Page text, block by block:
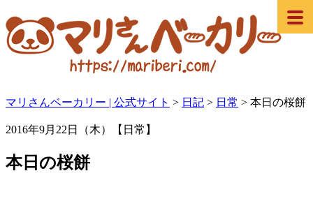
マリさんベーカリー | 公式サイト > 日記 > 日常 > 本日の桜餅
2016年9月22日（木）【日常】
本日の桜餅